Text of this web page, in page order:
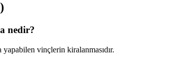
nedir?
vinçlerin kiralanmasıdır.